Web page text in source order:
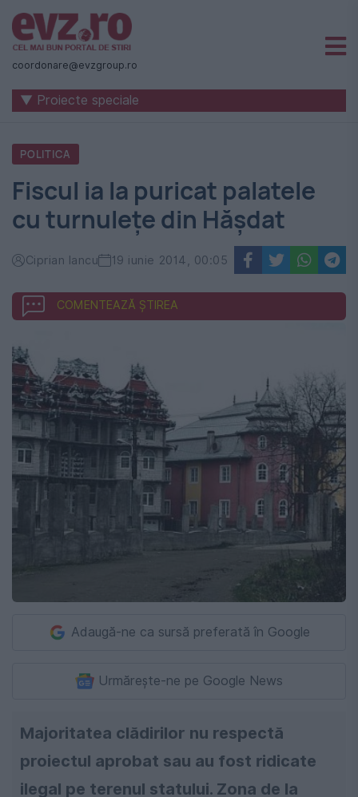
Știri
naționale
internaționale
România
-
Evenimentul
Zilei
coordonare@evzgroup.ro
▼ Proiecte speciale
POLITICA
Fiscul ia la puricat palatele
cu turnulețe din Hășdat
Ciprian Iancu 19 iunie 2014, 00:05
COMENTEAZĂ ȘTIREA
Adaugă-ne ca sursă preferată în Google
Urmărește-ne pe Google News
Majoritatea clădirilor nu respectă
proiectul aprobat sau au fost ridicate
ilegal pe terenul statului. Zona de la